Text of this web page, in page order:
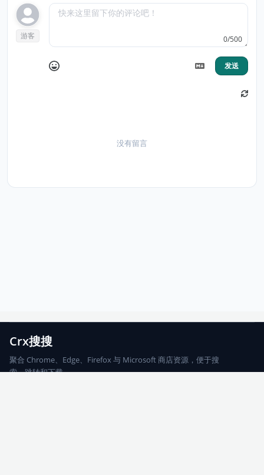
游客 0/500
发送
没有留言
Crx搜搜
聚合 Chrome、Edge、Firefox 与 Microsoft 商店资源，便于搜
索、跳转和下载。